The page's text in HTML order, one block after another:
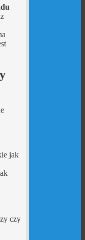
jak
czy